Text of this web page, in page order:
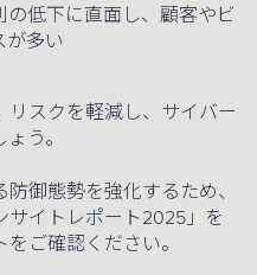
低下に直面し、顧客やビ
が多い
スクを軽減し、サイバー
う。
御態勢を強化するため、
イトレポート2025」を
ご確認ください。